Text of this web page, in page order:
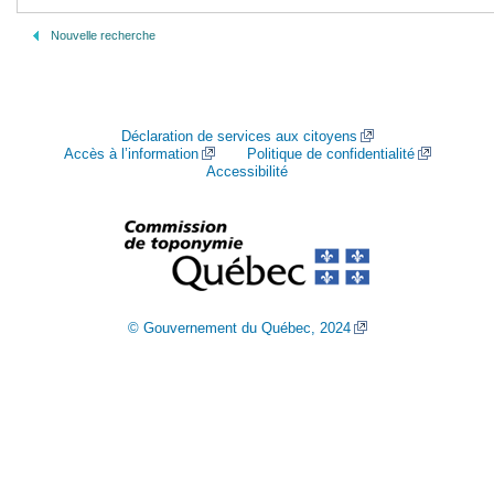
Nouvelle recherche
Déclaration de services aux citoyens
Accès à l’information
Politique de confidentialité
Accessibilité
© Gouvernement du Québec, 2024